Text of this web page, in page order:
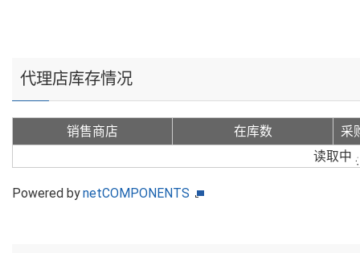
代理店库存情况
销售商店 在库数
采
读取中
Powered bynetCOMPONENTS